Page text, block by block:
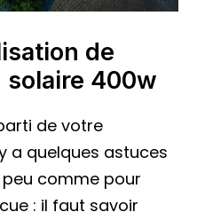
de
solaire 400w
de votre
a quelques astuces
peu comme pour
: il faut savoir